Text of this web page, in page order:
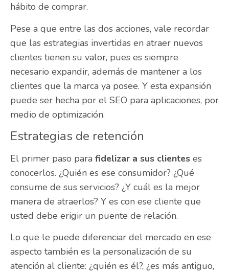
hábito de comprar.
Pese a que entre las dos acciones, vale recordar
que las estrategias invertidas en atraer nuevos
clientes tienen su valor, pues es siempre
necesario expandir, además de mantener a los
clientes que la marca ya posee. Y esta expansión
puede ser hecha por el SEO para aplicaciones, por
medio de optimización.
Estrategias de retención
El primer paso para fidelizar a sus clientes es
conocerlos. ¿Quién es ese consumidor? ¿Qué
consume de sus servicios? ¿Y cuál es la mejor
manera de atraerlos? Y es con ese cliente que
usted debe erigir un puente de relación.
Lo que le puede diferenciar del mercado en ese
aspecto también es la personalización de su
atención al cliente: ¿quién es él?, ¿es más antiguo,